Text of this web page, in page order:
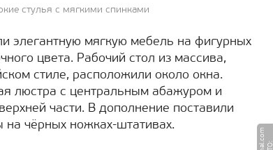
стулья с мягкими спинками
элегантную мягкую мебель на фигурных
цвета. Рабочий стол из массива,
стиле, расположили около окна.
люстра с центральным абажуром и
части. В дополнение поставили
на чёрных ножках-штативах.